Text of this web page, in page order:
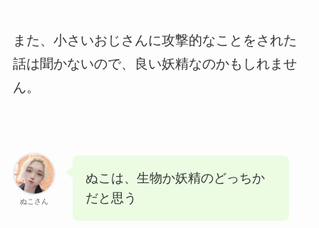
また、小さいおじさんに攻撃的なことをされた
話は聞かないので、良い妖精なのかもしれませ
ん。
ぬこさん
ぬこは、生物か妖精のどっちか
だと思う